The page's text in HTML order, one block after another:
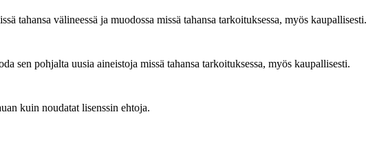
tahansa välineessä ja muodossa missä tahansa tarkoituksessa, myös kaupallisesti.
sen pohjalta uusia aineistoja missä tahansa tarkoituksessa, myös kaupallisesti.
kuin noudatat lisenssin ehtoja.